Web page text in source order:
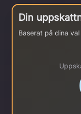
Din
Baserat på dina val